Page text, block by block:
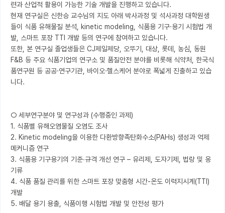
련과 산업적 활용이 가능한 기술 개발을 진행하고 있습니다.
현재 연구실은 신한승 교수님의 지도 아래 박사과정 및 석사과정 대학원생
들이 식품 유해물질 분석, kinetic modeling, 식품용 기구·용기 시험법 개
발, 스마트 포장 TTI 개발 등의 연구에 참여하고 있습니다.
또한, 본 연구실 졸업생들은 CJ제일제당, 오뚜기, 대상, 롯데, 농심, 동원
F&B 등 주요 식품기업의 연구소 및 품질안전 분야를 비롯해 식약처, 한국식
품연구원 등 공공·연구기관, 바이오·헬스케어 분야로 폭넓게 진출하고 있습
니다.
○ 세부연구분야 및 연구성과 (수행중인 과제)
1. 식품별 유해오염물질 오염도 조사
2. Kinetic modeling을 이용한 다환방향족탄화수소(PAHs) 생성과 억제
메커니즘 연구
3. 식품용 기구용기의 기준∙규격 개선 연구 – 유리제, 도자기제, 법랑 및 옹
기류
4. 식품 품질 관리를 위한 스마트 포장 맞춤형 시간-온도 이력지시계(TTI)
개발
5. 배달 용기 용출, 식품이행 시험법 개발 및 안전성 평가